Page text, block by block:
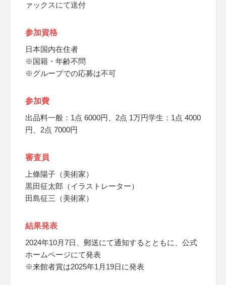
ァックスにて送付
参加資格
日本国内在住者
※国籍・年齢不問
※グループでの応募は不可
参加費
出品料一般：1点 6000円、2点 1万円学生：1点 4000
円、2点 7000円
審査員
上條陽子（美術家）
黒田征太郎（イラストレーター）
田島征三（美術家）
結果発表
2024年10月7日、郵送にて通知するとともに、公式
ホームページにて発表
※来館者賞は2025年1月19日に発表